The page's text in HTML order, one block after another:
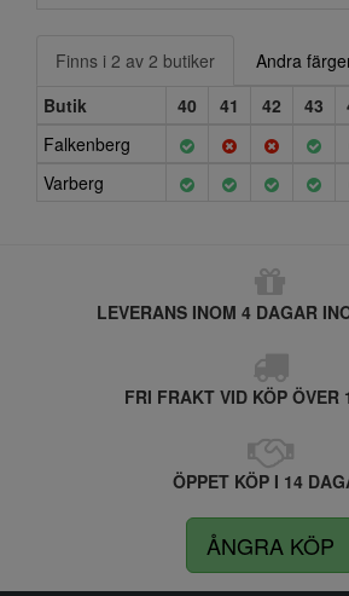
Finns i 2 av 2 butiker
Andra
Butik
40 41 42 43
Falkenberg
Varberg
LEVERANS INOM 4 DAGAR
FRI FRAKT VID KÖP ÖVER
ÖPPET KÖP I 14
ÅNGRA KÖP